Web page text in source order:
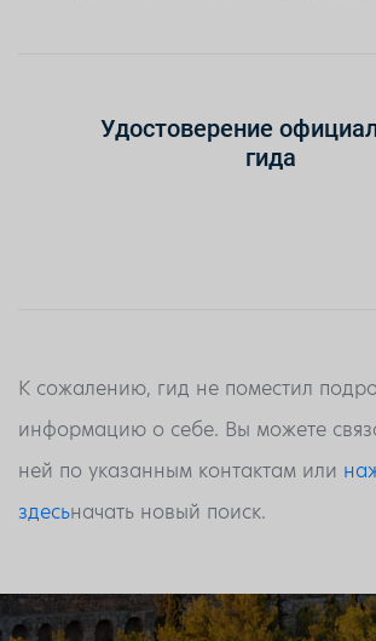
Удостоверение
гида
К сожалению, гид не поместил
информацию о себе. Вы можете
ней по указанным контактам или
здесьначать новый поиск.